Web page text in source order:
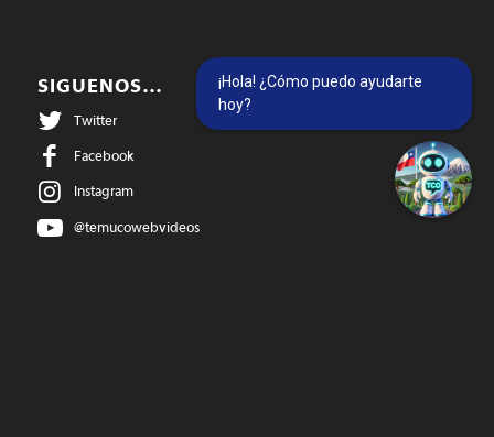
SIGUENOS…
Twitter
Facebook
Instagram
@temucowebvideos
¡Hola! ¿Cómo puedo ayudarte
hoy?